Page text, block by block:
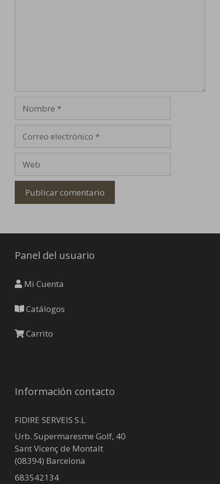
electrónico
Panel del usuario
Mi Cuenta
Catálogos
Carrito
Información contacto
FIDIRE SERVEIS S.L
Urb. Supermaresme Golf, 40
Sant Vicenç de Montalt
(08394) Barcelona
683542134